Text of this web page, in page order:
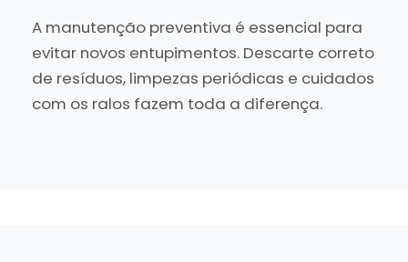
A manutenção preventiva é essencial para
evitar novos entupimentos. Descarte correto
de resíduos, limpezas periódicas e cuidados
com os ralos fazem toda a diferença.